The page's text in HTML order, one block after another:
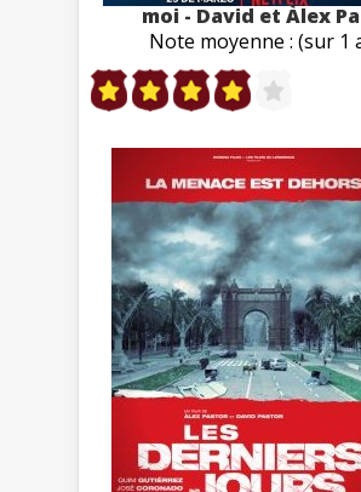
moi - David et Àlex
Note moyenne : (sur 1